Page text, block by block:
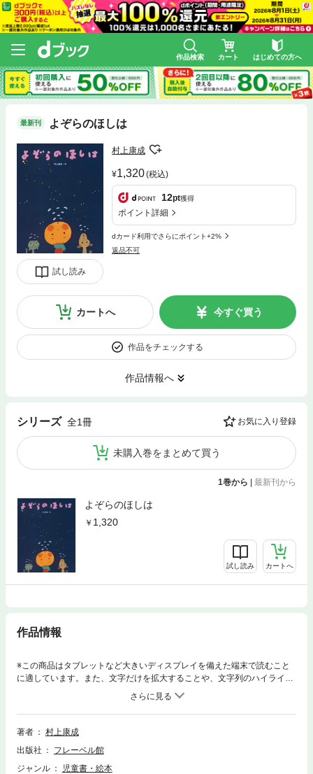
作品検索 カート はじめての方へ
最新刊 よぞらのほしは
試し読み
村上康成
1,320(税込)
12pt獲得
ポイント詳細
dカード利用でさらにポイント+2%
返品不可
カートへ 今すぐ買う
作品をチェックする
作品情報へ
シリーズ 全1冊 お気に入り登録
未購入巻をまとめて買う
1巻から 最新刊から
よぞらのほしは
1,320
試し読み カートへ
作品情報
※この商品はタブレットなど大きいディスプレイを備えた端末で読むこと
に適しています。また、文字だけを拡大することや、文字列のハイライ
ト、検索、辞書の参照、引用などの機能が使用できません。ほっぺが冷た
いきらきら星の光る夜。吐く息の白さが楽しくて、ほわっほわっ。みんな
でほわっほわっ。そこへ雲の怪獣がやってきて…。
著者
村上康成
出版社
フレーベル館
ジャンル
児童書・絵本